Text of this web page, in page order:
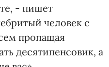
- пишет
человек с
пропащая
десятипенсовик, а